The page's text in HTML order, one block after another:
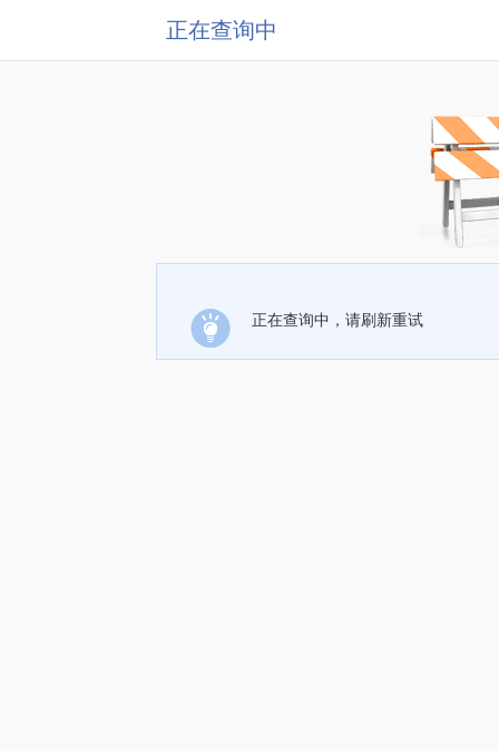
正在查询中
正在查询中，请刷新重试